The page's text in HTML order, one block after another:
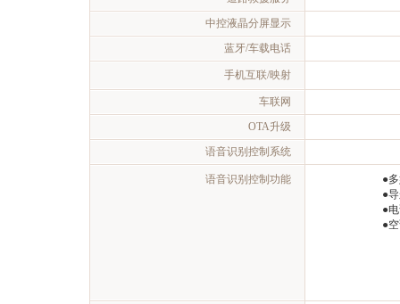
中控液晶分屏显示
蓝牙/车载电话
手机互联/映射
车联网
OTA升级
语音识别控制系统
语音识别控制功能
●
●
●
●